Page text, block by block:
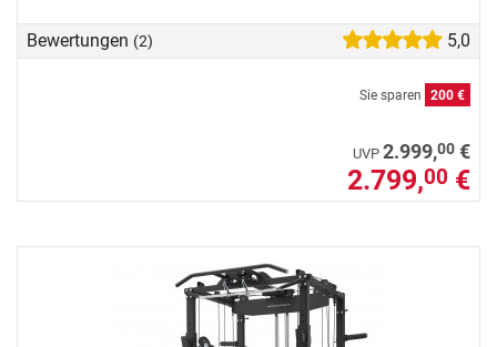
Bewertungen (2) 5,0
Sie sparen 200 €
UVP 2.999,00 €
2.799,00 €